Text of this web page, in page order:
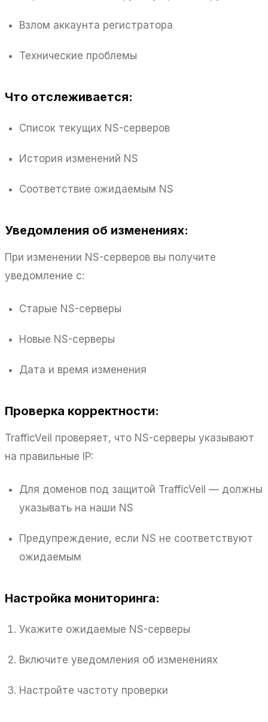
Взлом аккаунта регистратора
Технические проблемы
Что отслеживается:
Список текущих NS-серверов
История изменений NS
Соответствие ожидаемым NS
Уведомления об изменениях:
При изменении NS-серверов вы получите
уведомление с:
Старые NS-серверы
Новые NS-серверы
Дата и время изменения
Проверка корректности:
TrafficVeil проверяет, что NS-серверы указывают
на правильные IP:
Для доменов под защитой TrafficVeil — должны
указывать на наши NS
Предупреждение, если NS не соответствуют
ожидаемым
Настройка мониторинга:
Укажите ожидаемые NS-серверы
Включите уведомления об изменениях
Настройте частоту проверки